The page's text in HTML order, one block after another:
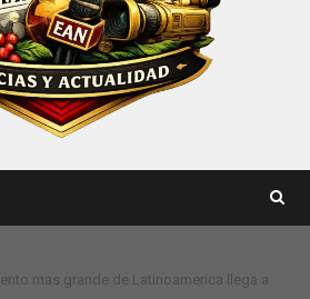
mas grande de Latinoamerica llega a